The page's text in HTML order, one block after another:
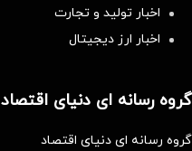
اخبار تولید و تجارت
اخبار ارز دیجیتال
گروه رسانه ای دنیای اقتصاد
گروه رسانه ای دنیای اقتصاد